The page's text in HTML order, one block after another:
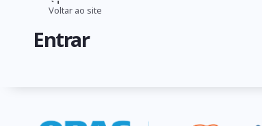
de
Voltar ao site
Entrar